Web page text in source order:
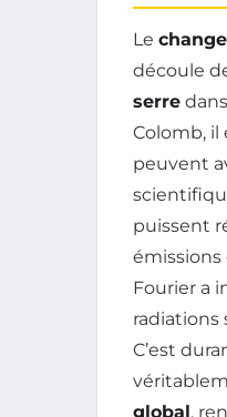
Le
découle
serre
Colomb,
peuvent
puissent
émissions
Fourier a
radiations
C’est
global,